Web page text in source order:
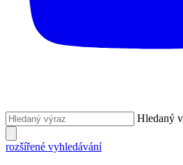
Hledaný
rozšířené vyhledávání